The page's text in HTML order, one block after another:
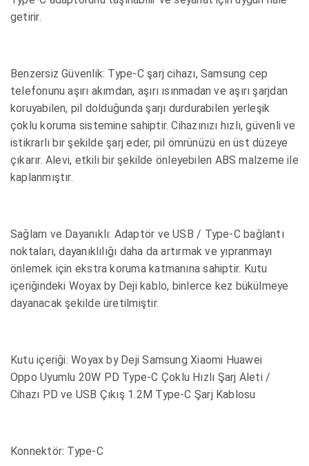
getirir.
Benzersiz Güvenlik: Type-C şarj cihazı, Samsung cep
telefonunu aşırı akımdan, aşırı ısınmadan ve aşırı şarjdan
koruyabilen, pil dolduğunda şarjı durdurabilen yerleşik
çoklu koruma sistemine sahiptir. Cihazınızı hızlı, güvenli ve
istikrarlı bir şekilde şarj eder, pil ömrünüzü en üst düzeye
çıkarır. Alevi, etkili bir şekilde önleyebilen ABS malzeme ile
kaplanmıştır.
Sağlam ve Dayanıklı: Adaptör ve USB / Type-C bağlantı
noktaları, dayanıklılığı daha da artırmak ve yıpranmayı
önlemek için ekstra koruma katmanına sahiptir. Kutu
içeriğindeki Woyax by Deji kablo, binlerce kez bükülmeye
dayanacak şekilde üretilmiştir.
Kutu içeriği: Woyax by Deji Samsung Xiaomi Huawei
Oppo Uyumlu 20W PD Type-C Çoklu Hızlı Şarj Aleti /
Cihazı PD ve USB Çıkış 1.2M Type-C Şarj Kablosu
Konnektör: Type-C